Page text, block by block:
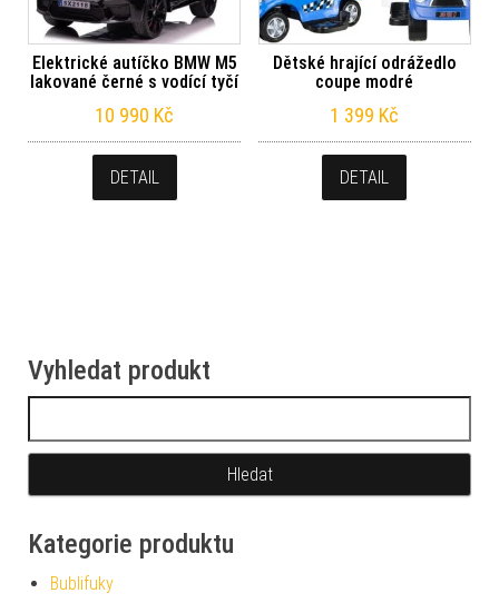
Elektrické autíčko BMW M5
lakované černé s vodící tyčí
10 990 Kč
DETAIL
Dětské hrající odrážedlo
coupe modré
1 399 Kč
DETAIL
Vyhledat produkt
Kategorie produktu
Bublifuky